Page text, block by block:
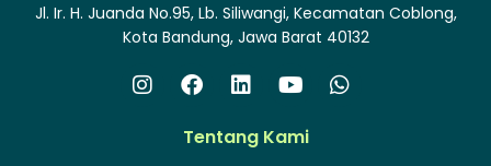
Jl. Ir. H. Juanda No.95, Lb. Siliwangi, Kecamatan Coblong,
Kota Bandung, Jawa Barat 40132
Tentang Kami